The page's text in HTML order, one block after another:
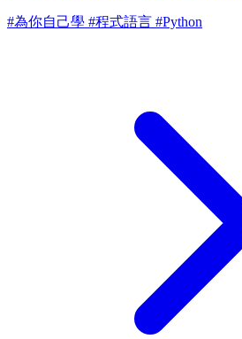
#為你自己學 #程式語言 #Python